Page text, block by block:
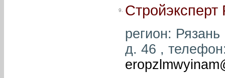
9. Стройэксперт
регион:
д. 46 ,